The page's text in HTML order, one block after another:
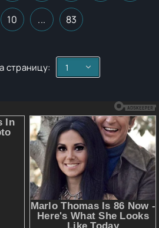
10 ... 83
страницу: